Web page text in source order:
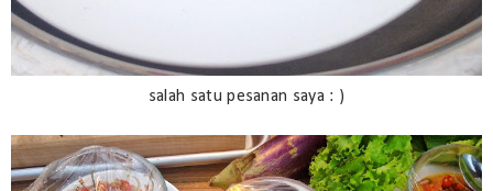
salah satu pesanan saya : )